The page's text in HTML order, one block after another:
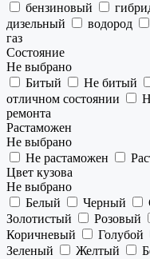
бензиновый
дизельный
водород
газ
Состояние
Не выбрано
Битый
Не битый
отличном состоянии
ремонта
Растаможен
Не выбрано
Не растаможен
Цвет кузова
Не выбрано
Белый
Черный
Золотистый
Розовый
Коричневый
Голубой
Зеленый
Желтый